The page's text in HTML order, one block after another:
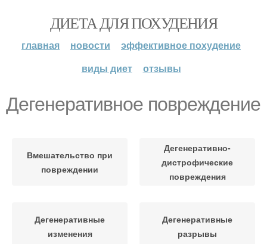
ДИЕТА ДЛЯ ПОХУДЕНИЯ
главная новости
эффективное похудение
виды диет
отзывы
Дегенеративное повреждение
Вмешательство при
повреждении
Дегенеративно-
дистрофические
повреждения
Дегенеративные
изменения
Дегенеративные
разрывы